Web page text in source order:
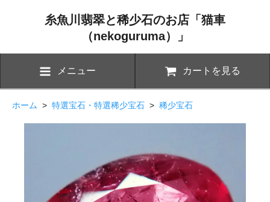
糸魚川翡翠と稀少石のお店「猫車
（nekoguruma）」
メニュー カートを見る
ホーム > 特選宝石・特選稀少宝石 > 稀少宝石